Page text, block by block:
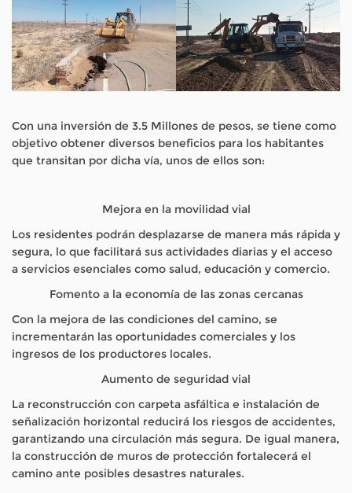
Con una inversión de 3.5 Millones de pesos, se tiene como
objetivo obtener diversos beneficios para los habitantes
que transitan por dicha vía, unos de ellos son:
Mejora en la movilidad vial
Los residentes podrán desplazarse de manera más rápida y
segura, lo que facilitará sus actividades diarias y el acceso
a servicios esenciales como salud, educación y comercio.
Fomento a la economía de las zonas cercanas
Con la mejora de las condiciones del camino, se
incrementarán las oportunidades comerciales y los
ingresos de los productores locales.
Aumento de seguridad vial
La reconstrucción con carpeta asfáltica e instalación de
señalización horizontal reducirá los riesgos de accidentes,
garantizando una circulación más segura. De igual manera,
la construcción de muros de protección fortalecerá el
camino ante posibles desastres naturales.